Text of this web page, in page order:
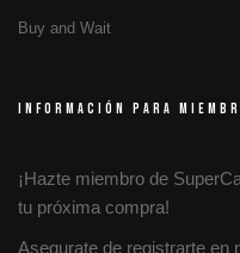
Buy and Wait
INFORMACIÓN PARA
¡Hazte miembro de
tu próxima compra!
Asegurate de registrarte en